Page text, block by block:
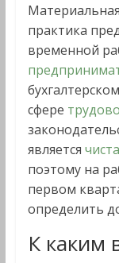
практика
временной
сфере
является
поэтому на
первом
определить
К каким